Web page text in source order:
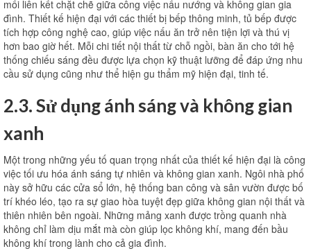
mối liên kết chặt chẽ giữa công việc nấu nướng và không gian gia
đình. Thiết kế hiện đại với các thiết bị bếp thông minh, tủ bếp được
tích hợp công nghệ cao, giúp việc nấu ăn trở nên tiện lợi và thú vị
hơn bao giờ hết. Mỗi chi tiết nội thất từ ​​chỗ ngồi, bàn ăn cho tới hệ
thống chiếu sáng đều được lựa chọn kỹ thuật lưỡng để đáp ứng nhu
cầu sử dụng cũng như thể hiện gu thẩm mỹ hiện đại, tinh tế.
2.3. Sử dụng ánh sáng và không gian
xanh
Một trong những yếu tố quan trọng nhất của thiết kế hiện đại là công
việc tối ưu hóa ánh sáng tự nhiên và không gian xanh. Ngôi nhà phố
này sở hữu các cửa sổ lớn, hệ thống ban công và sân vườn được bố
trí khéo léo, tạo ra sự giao hòa tuyệt đẹp giữa không gian nội thất và
thiên nhiên bên ngoài. Những mảng xanh được trồng quanh nhà
không chỉ làm dịu mắt mà còn giúp lọc không khí, mang đến bầu
không khí trong lành cho cả gia đình.